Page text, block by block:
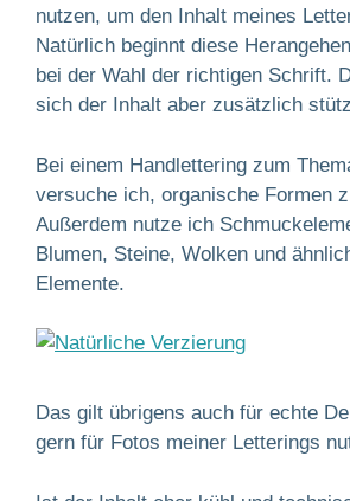
nutzen, um den Inhalt meines
Natürlich beginnt diese
bei der Wahl der richtigen Schrift.
sich der Inhalt aber zusätzlich
Bei einem Handlettering zum
versuche ich, organische Formen
Außerdem nutze ich
Blumen, Steine, Wolken und
Elemente.
Das gilt übrigens auch für echte
gern für Fotos meiner Letterings